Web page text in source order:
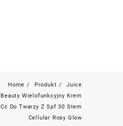
Home Produkt
Juice
Beauty Wielofunkcyjny Krem
Cc Do Twarzy Z Spf 30 Stem
Cellular Rosy Glow